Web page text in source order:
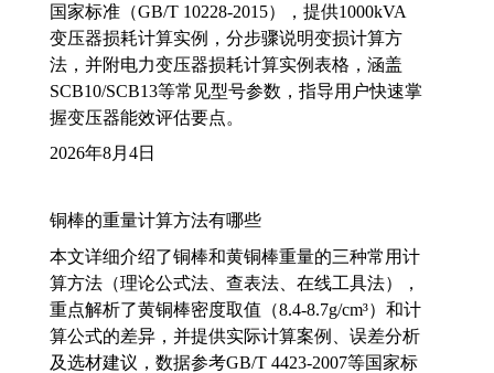
国家标准（GB/T 10228-2015），提供1000kVA
变压器损耗计算实例，分步骤说明变损计算方
法，并附电力变压器损耗计算实例表格，涵盖
SCB10/SCB13等常见型号参数，指导用户快速掌
握变压器能效评估要点。
2026年8月4日
铜棒的重量计算方法有哪些
本文详细介绍了铜棒和黄铜棒重量的三种常用计
算方法（理论公式法、查表法、在线工具法），
重点解析了黄铜棒密度取值（8.4-8.7g/cm³）和计
算公式的差异，并提供实际计算案例、误差分析
及选材建议，数据参考GB/T 4423-2007等国家标